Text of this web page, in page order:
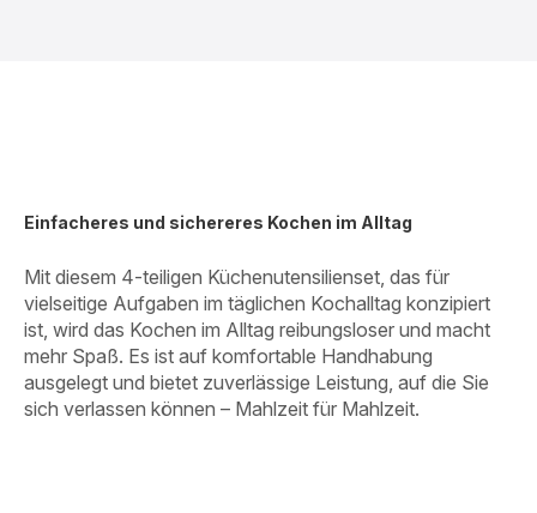
Einfacheres und sichereres Kochen im Alltag
Mit diesem 4-teiligen Küchenutensilienset, das für
vielseitige Aufgaben im täglichen Kochalltag konzipiert
ist, wird das Kochen im Alltag reibungsloser und macht
mehr Spaß. Es ist auf komfortable Handhabung
ausgelegt und bietet zuverlässige Leistung, auf die Sie
sich verlassen können – Mahlzeit für Mahlzeit.